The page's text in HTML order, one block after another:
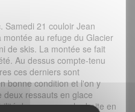
Samedi 21 couloir Jean
au refuge du Glacier
de skis. La montée se fait
Au dessus compte-tenu
ces derniers sont
bonne condition et l'on y
ressauts en glace
de passer sur la droite en